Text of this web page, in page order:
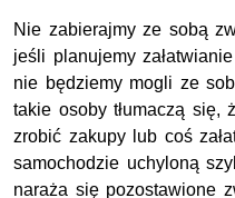
Nie zabierajmy ze sobą
jeśli planujemy
nie będziemy mogli ze
takie osoby tłumaczą się,
zrobić zakupy lub coś
samochodzie uchyloną
naraża się pozostawione